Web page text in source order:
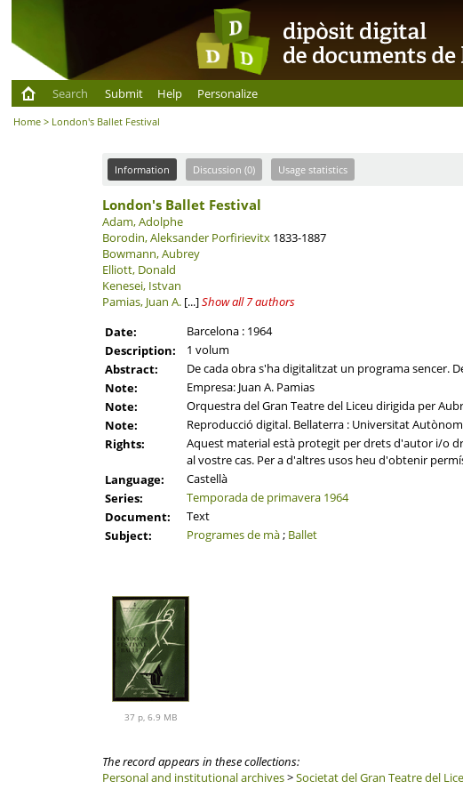
Search
Submit Help Personalize
Home > London's Ballet Festival
Information Discussion (0) Usage statistics
London's Ballet Festival
Adam, Adolphe
Borodin, Aleksander Porfirievitx1833-1887
Bowmann, Aubrey
Elliott, Donald
Kenesei, Istvan
Pamias, Juan A. [...]Show all 7 authors
Date:
Barcelona : 1964
Description:
1 volum
Abstract:
De cada obra s'ha digitalitzat un programa sencer.
Note:
Empresa: Juan A. Pamias
Note:
Orquestra del Gran Teatre del Liceu dirigida per
Note:
Reproducció digital. Bellaterra : Universitat
Rights:
Aquest material està protegit per drets d'autor i/o
al vostre cas. Per a d'altres usos heu d'obtenir
Language:
Castellà
Series:
Temporada de primavera 1964
Document:
Text
Subject:
Programes de mà; Ballet
37 p, 6.9 MB
The record appears in these collections:
Personal and institutional archives>Societat del Gran Teatre del